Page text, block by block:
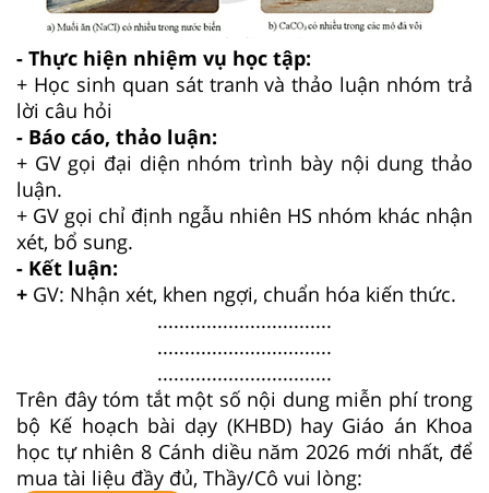
- Thực hiện nhiệm vụ học tập:
+ Học sinh quan sát tranh và thảo luận nhóm trả
lời câu hỏi
- Báo cáo, thảo luận:
+ GV gọi đại diện nhóm trình bày nội dung thảo
luận.
+ GV gọi chỉ định ngẫu nhiên HS nhóm khác nhận
xét, bổ sung.
- Kết luận:
+ GV: Nhận xét, khen ngợi, chuẩn hóa kiến thức.
................................
................................
................................
Trên đây tóm tắt một số nội dung miễn phí trong
bộ Kế hoạch bài dạy (KHBD) hay Giáo án Khoa
học tự nhiên 8 Cánh diều năm 2026 mới nhất, để
mua tài liệu đầy đủ, Thầy/Cô vui lòng: